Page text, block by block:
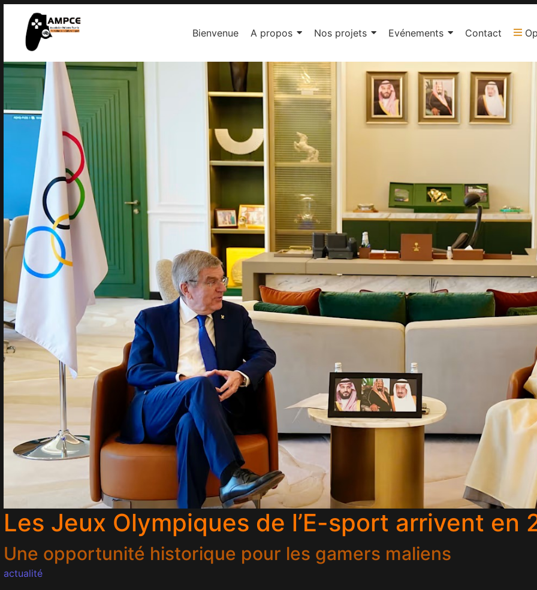
Bienvenue A propos Nos projets Evénements Contact
Les Jeux Olympiques de l’E-sport arrivent en
Une opportunité historique pour les gamers maliens
actualité